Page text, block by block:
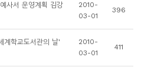
사서 운영계획 김강
2010-
03-01
396
학교도서관의 날'
2010-
03-01
411